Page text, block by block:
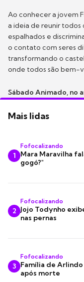
Ao conhecer a jovem
a ideia de reunir todos
espalhados e
o contato com seres
transformando o
onde todos são bem-
Sábado Animado, no
Mais lidas
1
Fofocalizando
Mara Maravilha
gogó?"
2
Fofocalizando
Jojo Todynho
nas pernas
3
Fofocalizando
Família de
após morte